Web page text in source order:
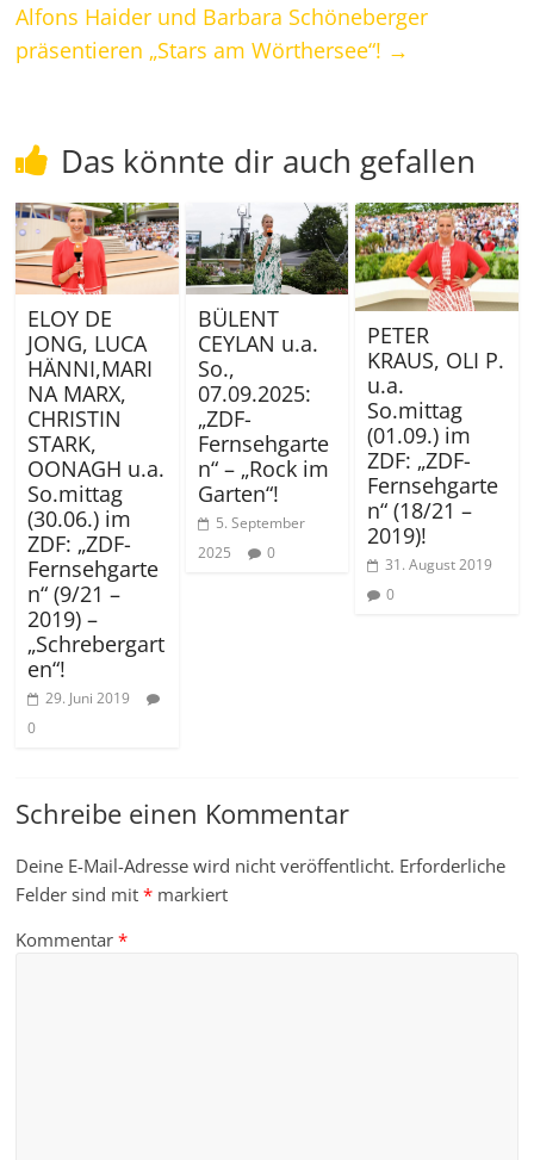
Alfons Haider und Barbara Schöneberger
präsentieren „Stars am Wörthersee“! →
Das könnte dir auch gefallen
ELOY DE
JONG, LUCA
HÄNNI,MARI
NA MARX,
CHRISTIN
STARK,
OONAGH u.a.
So.mittag
(30.06.) im
ZDF: „ZDF-
Fernsehgarte
n“ (9/21 –
2019) –
„Schrebergart
en“!
29. Juni 2019
0
BÜLENT
CEYLAN u.a.
So.,
07.09.2025:
„ZDF-
Fernsehgarte
n“ – „Rock im
Garten“!
5. September
2025
0
PETER
KRAUS, OLI P.
u.a.
So.mittag
(01.09.) im
ZDF: „ZDF-
Fernsehgarte
n“ (18/21 –
2019)!
31. August 2019
0
Schreibe einen Kommentar
Deine E-Mail-Adresse wird nicht veröffentlicht. Erforderliche
Felder sind mit* markiert
Kommentar*